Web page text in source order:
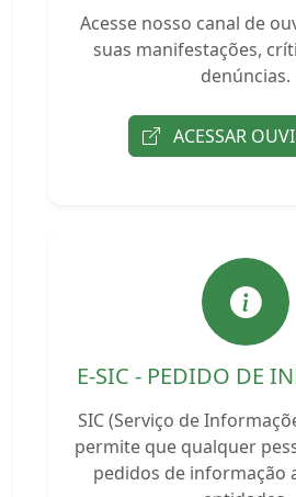
Acesse nosso canal de
suas manifestações,
denúncias.
ACESSAR
E-SIC - PEDIDO DE
SIC (Serviço de
permite que qualquer
pedidos de informação